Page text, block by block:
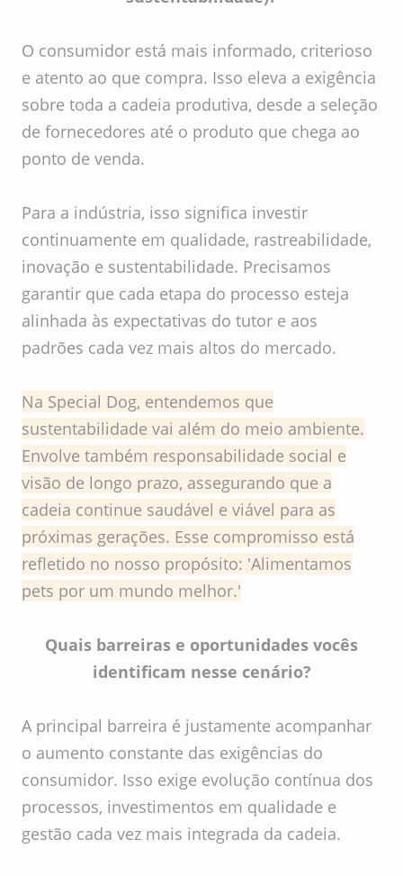
O consumidor está mais informado, criterioso
e atento ao que compra. Isso eleva a exigência
sobre toda a cadeia produtiva, desde a seleção
de fornecedores até o produto que chega ao
ponto de venda.
Para a indústria, isso significa investir
continuamente em qualidade, rastreabilidade,
inovação e sustentabilidade. Precisamos
garantir que cada etapa do processo esteja
alinhada às expectativas do tutor e aos
padrões cada vez mais altos do mercado.
Na Special Dog, entendemos que
sustentabilidade vai além do meio ambiente.
Envolve também responsabilidade social e
visão de longo prazo, assegurando que a
cadeia continue saudável e viável para as
próximas gerações. Esse compromisso está
refletido no nosso propósito: 'Alimentamos
pets por um mundo melhor.'
Quais barreiras e oportunidades vocês
identificam nesse cenário?
A principal barreira é justamente acompanhar
o aumento constante das exigências do
consumidor. Isso exige evolução contínua dos
processos, investimentos em qualidade e
gestão cada vez mais integrada da cadeia.